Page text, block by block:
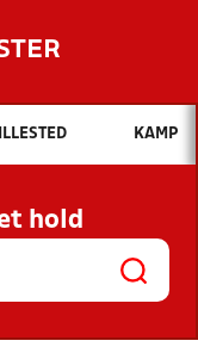
vil du søge efter?
OG NYHEDER
OG
KAMP
hold